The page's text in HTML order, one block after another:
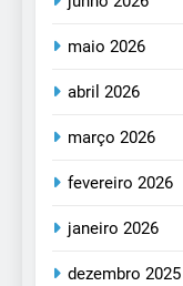
maio 2026
abril 2026
março 2026
fevereiro 2026
janeiro 2026
dezembro 2025